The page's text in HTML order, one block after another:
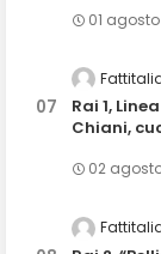
01 agosto
Rai 1,
Chiani,
02